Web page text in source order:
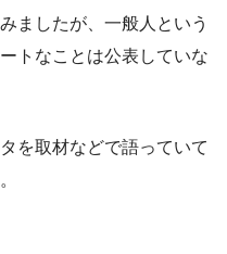
ましたが、一般人という
トなことは公表していな
を取材などで語っていて